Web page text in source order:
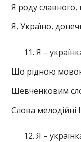
Я роду
Я, Україно,
Я –
Що рідною
Шевченковим
Слова мелодійні
Я –